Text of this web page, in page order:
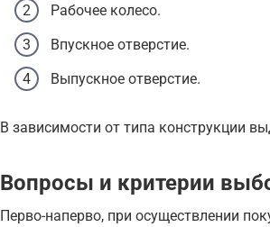
Рабочее колесо.
Впускное отверстие.
Выпускное отверстие.
В зависимости от типа конструкции
Вопросы и критерии
Перво-наперво, при осуществлении